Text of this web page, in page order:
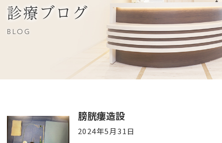
診療ブログ
BLOG
膀胱瘻造設
2024年5月31日